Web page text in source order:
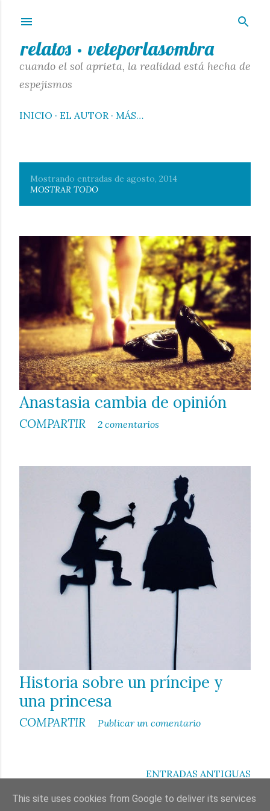
relatos · veteporlasombra
cuando el sol aprieta, la realidad está hecha de
espejismos
INICIO EL AUTOR MÁS…
E
n
t
r
a
d
a
s
Mostrando entradas de agosto, 2014
MOSTRAR TODO
Anastasia cambia de opinión
COMPARTIR 2 comentarios
Historia sobre un príncipe y
una princesa
COMPARTIR Publicar un comentario
ENTRADAS ANTIGUAS
This site uses cookies from Google to deliver its services